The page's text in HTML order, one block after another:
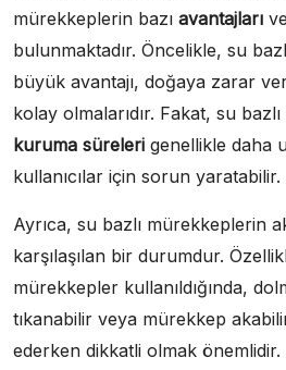
mürekkeplerin bazı avantajları ve
bulunmaktadır. Öncelikle, su
büyük avantajı, doğaya zarar
kolay olmalarıdır. Fakat, su
kuruma süreleri genellikle daha
kullanıcılar için sorun yaratabilir.
Ayrıca, su bazlı mürekkeplerin
karşılaşılan bir durumdur.
mürekkepler kullanıldığında,
tıkanabilir veya mürekkep
ederken dikkatli olmak önemlidir.